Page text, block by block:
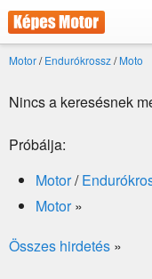
Motor/Endurókrossz/Moto
Nincs a keresésnek
Próbálja:
Motor/
Motor»
Összes hirdetés »